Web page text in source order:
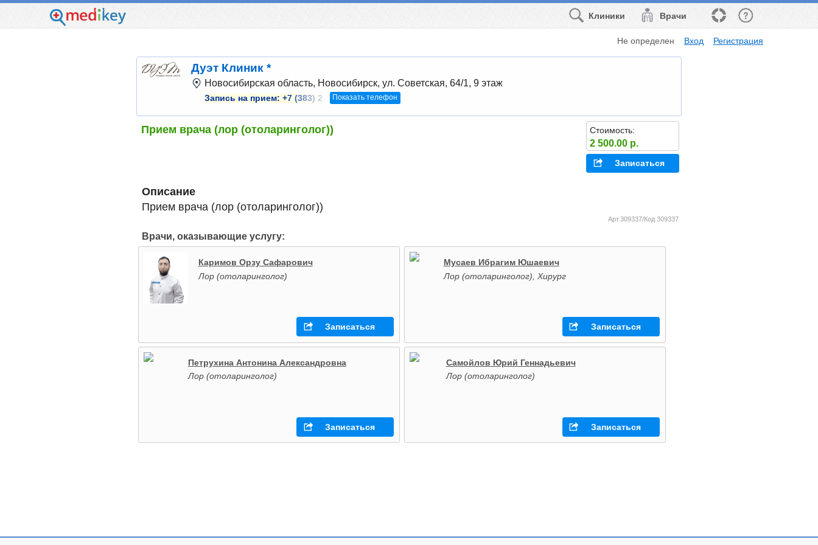
Врачи
Клиники
Не определен Вход Регистрация
Дуэт Клиник *
Новосибирская область, Новосибирск, ул. Советская, 64/1, 9 этаж
Запись на прием: +7 (383) 2 Показать телефон
Прием врача (лор (отоларинголог)) Стоимость:
2 500.00 р.
Записаться
Описание
Прием врача (лор (отоларинголог))
Арт.309337/Код 309337
Врачи, оказывающие услугу:
Каримов Орзу Сафарович
Лор (отоларинголог)
Записаться
Мусаев Ибрагим Юшаевич
Лор (отоларинголог), Хирург
Записаться
Петрухина Антонина Александровна
Лор (отоларинголог)
Записаться
Самойлов Юрий Геннадьевич
Лор (отоларинголог)
Записаться